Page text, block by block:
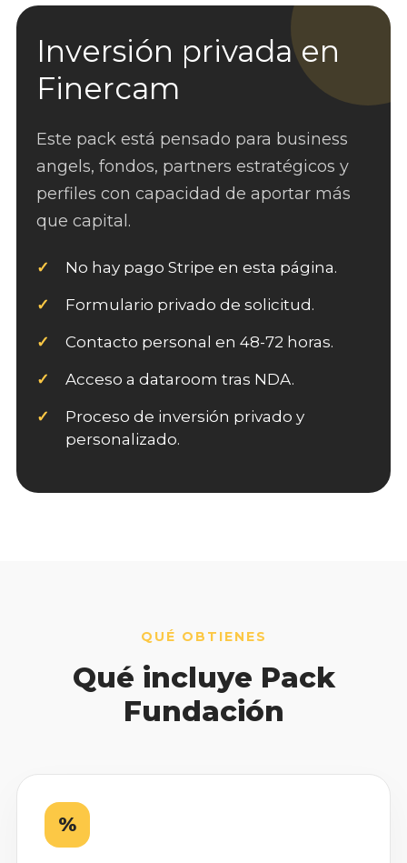
Inversión privada en
Finercam
Este pack está pensado para business
angels, fondos, partners estratégicos y
perfiles con capacidad de aportar más
que capital.
No hay pago Stripe en esta página.
Formulario privado de solicitud.
Contacto personal en 48-72 horas.
Acceso a dataroom tras NDA.
Proceso de inversión privado y
personalizado.
QUÉ OBTIENES
Qué incluye Pack
Fundación
%